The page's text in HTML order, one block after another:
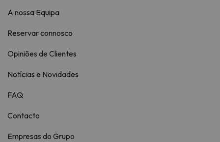
A nossa Equipa
Reservar connosco
Opiniões de Clientes
Notícias e Novidades
FAQ
Contacto
Empresas do Grupo